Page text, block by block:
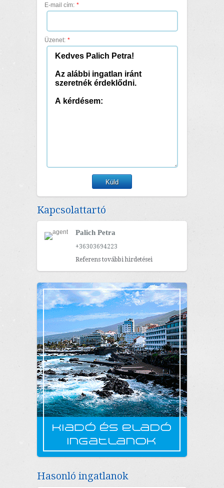
E-mail cím: *
Üzenet: *
Kapcsolattartó
Palich Petra
+36303694223
Referens további hirdetései
Hasonló ingatlanok